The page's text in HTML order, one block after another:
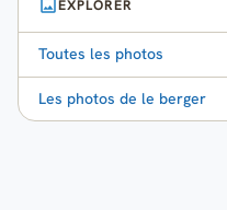
EXPLORER
Toutes les photos
Les photos de le berger